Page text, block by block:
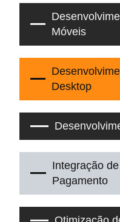
Móveis
Desktop
Integração
Pagamento